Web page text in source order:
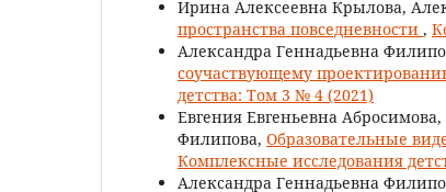
Ирина Алексеевна Крылова,
пространства повседневности ,
Александра Геннадьевна
соучаствующему
детства: Том 3 № 4 (2021)
Евгения Евгеньевна
Филипова, Образовательные
Комплексные исследования
Александра Геннадьевна